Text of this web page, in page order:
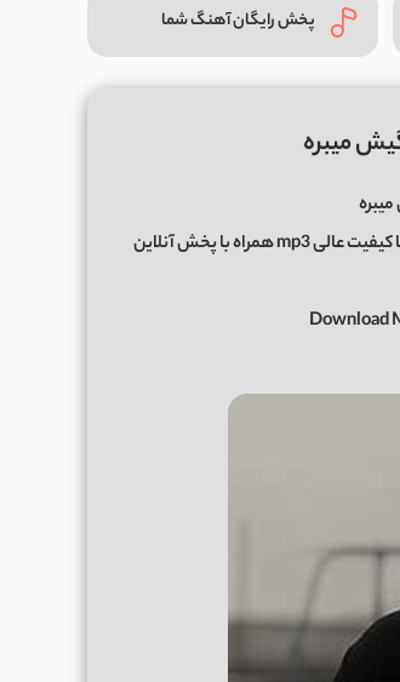
پخش رایگان آهنگ شما
میبره
اکنون برای شما عزیزان موزیک زیبای “عشق تو آدمو تا ته دیوونگیش میبره” را با کیفیت عالی mp3 همراه با پخش آنلاین
Download